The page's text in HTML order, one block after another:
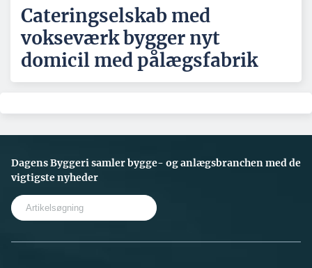
Cateringselskab med
vokseværk bygger nyt
domicil med pålægsfabrik
Dagens Byggeri samler bygge- og anlægsbranchen med de
vigtigste nyheder